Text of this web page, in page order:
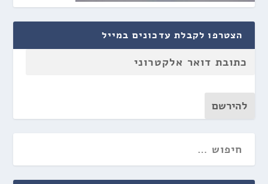
הצטרפו לקבלת עדכונים במייל
להירשם